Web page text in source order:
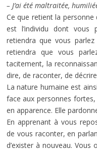
– J’ai été maltraitée,
Ce que retient la
est l’individu dont vous
retiendra que vous
retiendra que vous
tacitement, la
dire, de raconter, de
La nature humaine est
face aux personnes
en apparence. Elle
En apprenant à vous
de vous raconter, en
d’exister à nouveau.